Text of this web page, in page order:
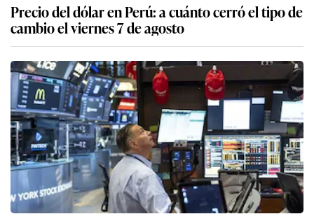
Precio del dólar en Perú: a cuánto cerró el tipo de
cambio el viernes 7 de agosto